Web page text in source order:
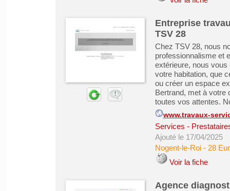
Entreprise
TSV 28
Chez TSV 28, nous
professionnalisme et
extérieure, nous
votre habitation, que
ou créer un espace
Bertrand, met à votre
toutes vos attentes.
www.travaux-
Services -
Ajouté le 17/04/2025
Nogent-le-Roi- 28
Voir la fiche
Agence